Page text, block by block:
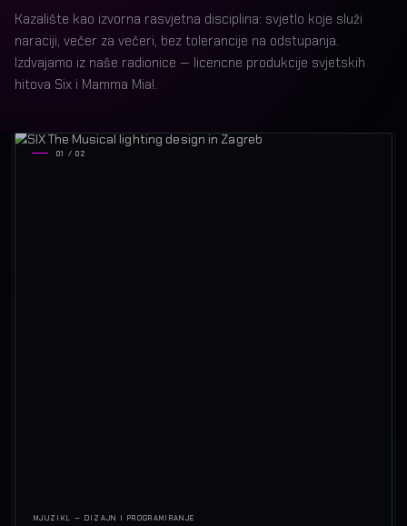
Kazalište kao izvorna rasvjetna disciplina: svjetlo koje služi
naraciji, večer za večeri, bez tolerancije na odstupanja.
Izdvajamo iz naše radionice — licencne produkcije svjetskih
hitova Six i Mamma Mia!.
01 / 02
MJUZIKL — DIZAJN I PROGRAMIRANJE